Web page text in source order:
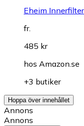
Eheim
fr.
485 kr
hos Amazon.se
+3 butiker
Hoppa över innehållet
Annons
Annons